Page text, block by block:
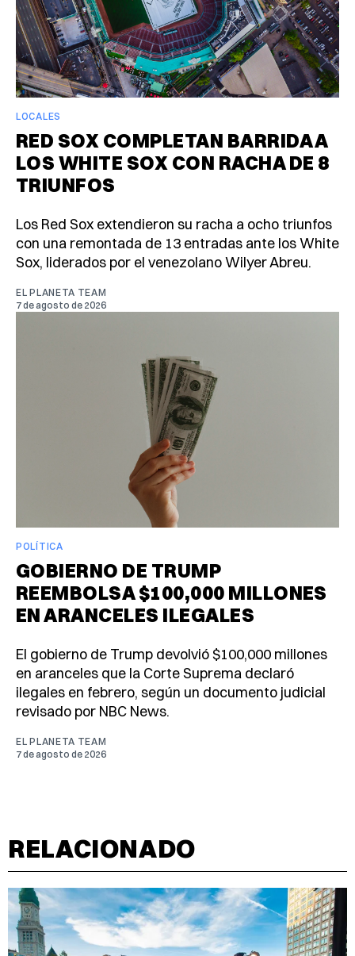
LOCALES
RED SOX COMPLETAN BARRIDA A
LOS WHITE SOX CON RACHA DE 8
TRIUNFOS
Los Red Sox extendieron su racha a ocho triunfos
con una remontada de 13 entradas ante los White
Sox, liderados por el venezolano Wilyer Abreu.
EL PLANETA TEAM
7 de agosto de 2026
POLÍTICA
GOBIERNO DE TRUMP
REEMBOLSA $100,000 MILLONES
EN ARANCELES ILEGALES
El gobierno de Trump devolvió $100,000 millones
en aranceles que la Corte Suprema declaró
ilegales en febrero, según un documento judicial
revisado por NBC News.
EL PLANETA TEAM
7 de agosto de 2026
RELACIONADO